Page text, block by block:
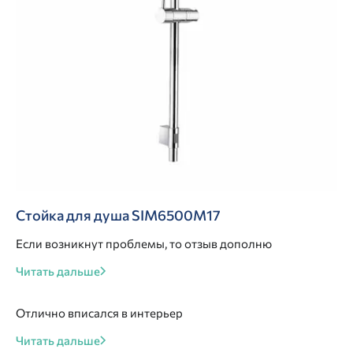
Стойка для душа SIM6500M17
Если возникнут проблемы, то отзыв дополню
Читать дальше
Отлично вписался в интерьер
Читать дальше